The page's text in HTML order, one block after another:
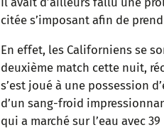
o
k
citée s’imposant afin de
En effet, les Californiens se
deuxième match cette nuit,
s’est joué à une possession
d’un sang-froid
qui a marché sur l’eau avec